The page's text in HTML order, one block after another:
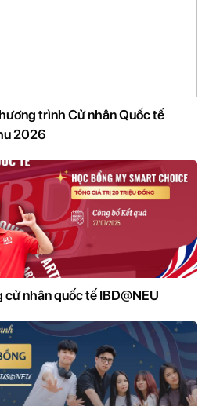
trình Cử nhân Quốc tế
2026
nhân quốc tế IBD@NEU